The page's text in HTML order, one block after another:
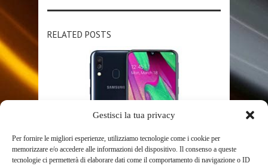
Gestisci la tua privacy
Per fornire le migliori esperienze, utilizziamo tecnologie come i cookie per
memorizzare e/o accedere alle informazioni del dispositivo. Il consenso a queste
tecnologie ci permetterà di elaborare dati come il comportamento di navigazione o ID
RELATED POSTS
SHOP